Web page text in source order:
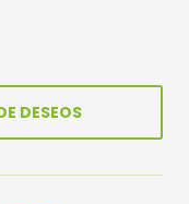
DESEOS